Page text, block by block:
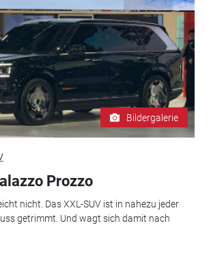
Bildergalerie
Prozzo
nicht. Das XXL-SUV ist in nahezu jeder
getrimmt. Und wagt sich damit nach